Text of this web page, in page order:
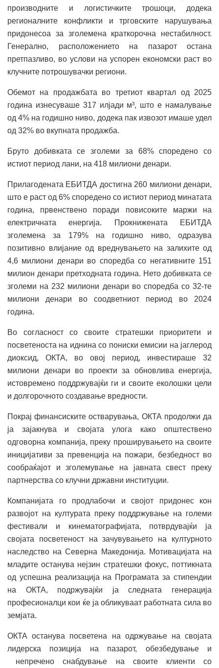
производните и логистичките трошоци, додека
регионалните конфликти и трговските нарушувања
придонесоа за зголемена краткорочна нестабилност.
Генерално, расположението на пазарот остана
претпазливо, во услови на успорен економски раст во
клучните потрошувачки региони.
Обемот на продажбата во третиот квартал од 2025
година изнесуваше 317 илјади м³, што е намалување
од 4% на годишно ниво, додека пак извозот имаше удел
од 32% во вкупната продажба.
Бруто добивката се зголеми за 68% споредено со
истиот период лани, на 418 милиони денари.
Прилагодената ЕБИТДА достигна 260 милиони денари,
што е раст од 6% споредено со истиот период минатата
година, првенствено поради повисоките маржи на
електричната енергија. Прокнижената ЕБИТДА
зголемена за 179% на годишно ниво, одразува
позитивно влијание од вреднувањето на залихите од
4,6 милиони денари во споредба со негативните 151
милион денари претходната година. Нето добивката се
зголеми на 232 милиони денари во споредба со 32-те
милиони денари во соодветниот период во 2024
година.
Во согласност со своите стратешки приоритети и
посветеноста на иднина со пониски емисии на јаглерод
диоксид, ОКТА, во овој период, инвестираше 32
милиони денари во проекти за обновлива енергија,
истовремено поддржувајќи ги и своите еколошки цели
и долгорочното создавање вредности.
Покрај финансиските остварувања, ОКТА продолжи да
ја зајакнува и својата улога како општествено
одговорна компанија, преку проширувањето на своите
иницијативи за превенција на пожари, безбедност во
сообраќајот и зголемување на јавната свест преку
партнерства со клучни државни институции.
Компанијата го продлабочи и својот придонес кон
развојот на културата преку поддржување на големи
фестивали и кинематографијата, потврдувајќи ја
својата посветеност на зачувувањето на културното
наследство на Северна Македонија. Мотивацијата на
младите останува нејзин стратешки фокус, поттикнатa
од успешна реализација на Програмата за стипендии
на ОКТА, подржувајќи ја следната генерација
професионалци кои ќе ја обликуваат работната сила во
земјата.
ОКТА останува посветена на одржување на својата
лидерска позиција на пазарот, обезбедување и
непречено снабдување на своите клиенти со